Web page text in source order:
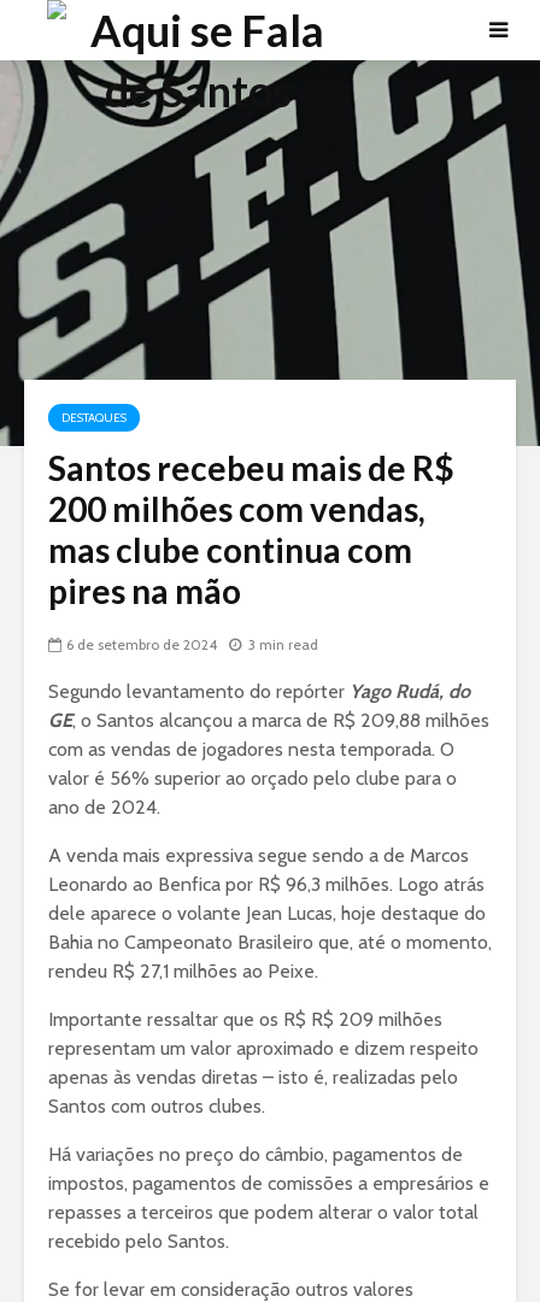
DESTAQUES
Santos recebeu mais de R$
200 milhões com vendas,
mas clube continua com
pires na mão
6 de setembro de 2024 3 min read
Segundo levantamento do repórter Yago Rudá, do
GE, o Santos alcançou a marca de R$ 209,88 milhões
com as vendas de jogadores nesta temporada. O
valor é 56% superior ao orçado pelo clube para o
ano de 2024.
A venda mais expressiva segue sendo a de Marcos
Leonardo ao Benfica por R$ 96,3 milhões. Logo atrás
dele aparece o volante Jean Lucas, hoje destaque do
Bahia no Campeonato Brasileiro que, até o momento,
rendeu R$ 27,1 milhões ao Peixe.
Importante ressaltar que os R$ R$ 209 milhões
representam um valor aproximado e dizem respeito
apenas às vendas diretas – isto é, realizadas pelo
Santos com outros clubes.
Há variações no preço do câmbio, pagamentos de
impostos, pagamentos de comissões a empresários e
repasses a terceiros que podem alterar o valor total
recebido pelo Santos.
Se for levar em consideração outros valores